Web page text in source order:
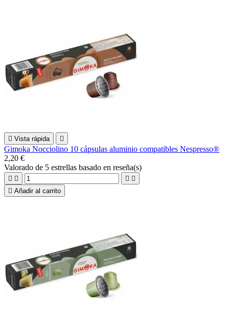
 Vista rápida 
Gimoka Nocciolino 10 cápsulas aluminio compatibles Nespresso®
2,20 €
Valorado de 5 estrellas basado en reseña(s)
   
 Añadir al carrito